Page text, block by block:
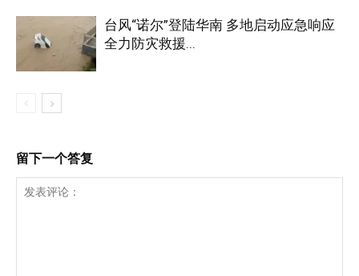
台风“诺尔”登陆华南 多地启动应急响应
全力防灾救援...
留下一个答复